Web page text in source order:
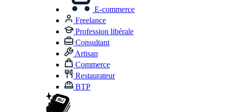
E-commerce
Freelance
Profession libérale
Consultant
Artisan
Commerce
Restaurateur
BTP